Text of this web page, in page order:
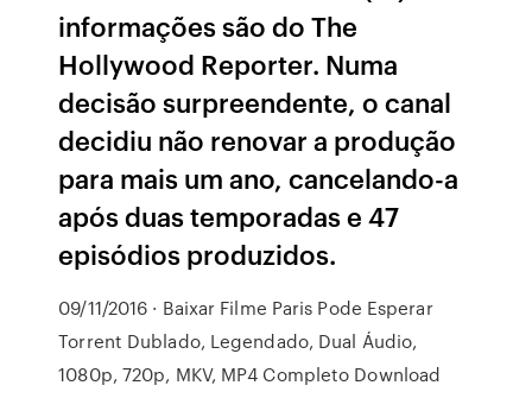
informações são do The
Hollywood Reporter. Numa
decisão surpreendente, o canal
decidiu não renovar a produção
para mais um ano, cancelando-a
após duas temporadas e 47
episódios produzidos.
09/11/2016 · Baixar Filme Paris Pode Esperar
Torrent Dublado, Legendado, Dual Áudio,
1080p, 720p, MKV, MP4 Completo Download